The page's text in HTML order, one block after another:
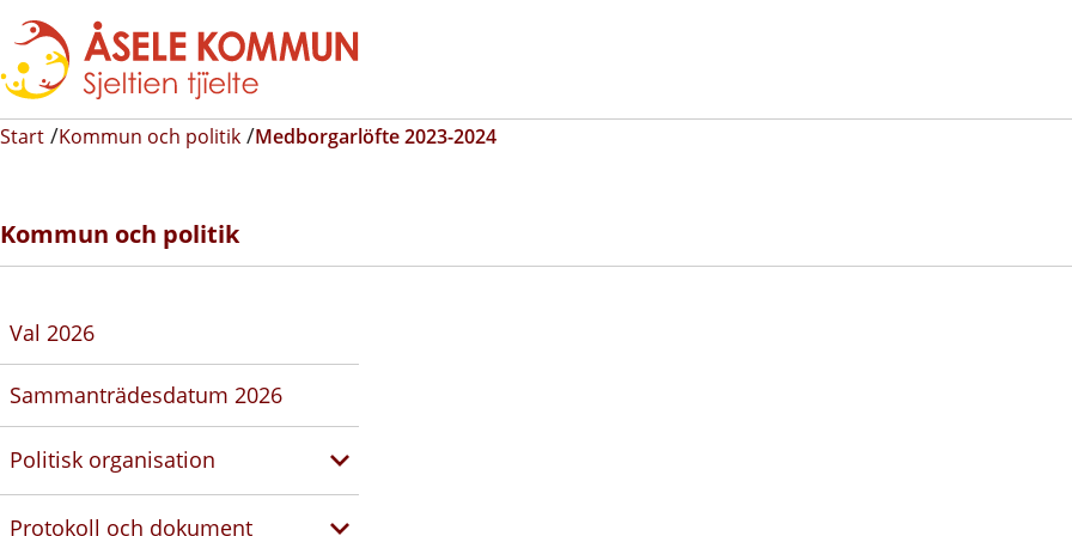
Start Kommun och politik Medborgarlöfte 2023-2024
Kommun och politik
Val 2026
Sammanträdesdatum 2026
Politisk organisation
Protokoll och dokument